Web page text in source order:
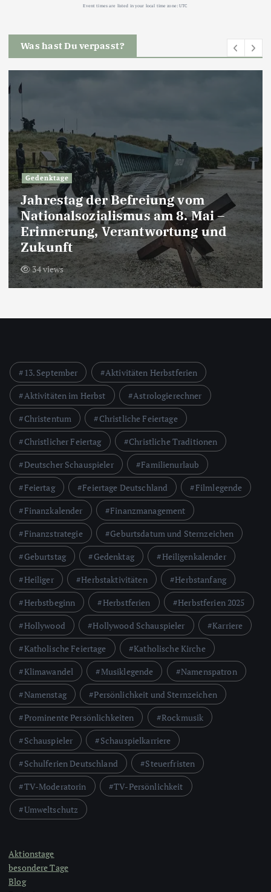
Event times are listed in your local time zone:UTC
Was hast Du verpasst?
Gedenktage
Jahrestag der Befreiung vom
Nationalsozialismus am 8. Mai –
Erinnerung, Verantwortung und
Zukunft
34 views
13. September
Aktivitäten Herbstferien
Aktivitäten im Herbst
Astrologierechner
Christentum
Christliche Feiertage
Christlicher Feiertag
Christliche Traditionen
Deutscher Schauspieler
Familienurlaub
Feiertag
Feiertage Deutschland
Filmlegende
Finanzkalender
Finanzmanagement
Finanzstrategie
Geburtsdatum und Sternzeichen
Geburtstag
Gedenktag
Heiligenkalender
Heiliger
Herbstaktivitäten
Herbstanfang
Herbstbeginn
Herbstferien
Herbstferien 2025
Hollywood
Hollywood Schauspieler
Karriere
Katholische Feiertage
Katholische Kirche
Klimawandel
Musiklegende
Namenspatron
Namenstag
Persönlichkeit und Sternzeichen
Prominente Persönlichkeiten
Rockmusik
Schauspieler
Schauspielkarriere
Schulferien Deutschland
Steuerfristen
TV-Moderatorin
TV-Persönlichkeit
Umweltschutz
Aktionstage
besondere Tage
Blog